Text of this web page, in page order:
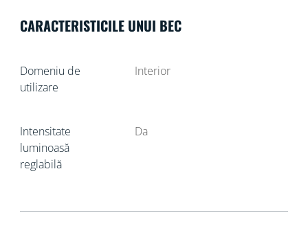
CARACTERISTICILE UNUI BEC
Domeniu de
utilizare
Interior
Intensitate
luminoasă
reglabilă
Da